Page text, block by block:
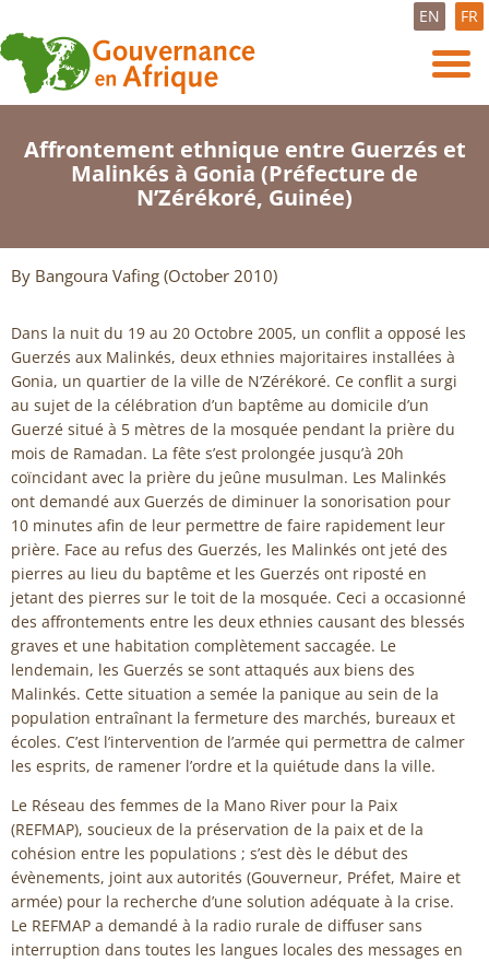
EN FR
Affrontement ethnique entre Guerzés et
Malinkés à Gonia (Préfecture de
N’Zérékoré, Guinée)
By Bangoura Vafing (October 2010)
Dans la nuit du 19 au 20 Octobre 2005, un conflit a opposé les
Guerzés aux Malinkés, deux ethnies majoritaires installées à
Gonia, un quartier de la ville de N’Zérékoré. Ce conflit a surgi
au sujet de la célébration d’un baptême au domicile d’un
Guerzé situé à 5 mètres de la mosquée pendant la prière du
mois de Ramadan. La fête s’est prolongée jusqu’à 20h
coïncidant avec la prière du jeûne musulman. Les Malinkés
ont demandé aux Guerzés de diminuer la sonorisation pour
10 minutes afin de leur permettre de faire rapidement leur
prière. Face au refus des Guerzés, les Malinkés ont jeté des
pierres au lieu du baptême et les Guerzés ont riposté en
jetant des pierres sur le toit de la mosquée. Ceci a occasionné
des affrontements entre les deux ethnies causant des blessés
graves et une habitation complètement saccagée. Le
lendemain, les Guerzés se sont attaqués aux biens des
Malinkés. Cette situation a semée la panique au sein de la
population entraînant la fermeture des marchés, bureaux et
écoles. C’est l’intervention de l’armée qui permettra de calmer
les esprits, de ramener l’ordre et la quiétude dans la ville.
Le Réseau des femmes de la Mano River pour la Paix
(REFMAP), soucieux de la préservation de la paix et de la
cohésion entre les populations ; s’est dès le début des
évènements, joint aux autorités (Gouverneur, Préfet, Maire et
armée) pour la recherche d’une solution adéquate à la crise.
Le REFMAP a demandé à la radio rurale de diffuser sans
interruption dans toutes les langues locales des messages en